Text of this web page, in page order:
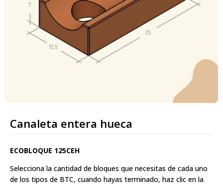
Canaleta entera hueca
ECOBLOQUE 125CEH
Selecciona la cantidad de bloques que necesitas de cada uno
de los tipos de BTC, cuando hayas terminado, haz clic en la